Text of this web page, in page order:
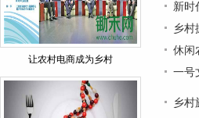
​让农村电商成为乡村
新时
乡村
休闲
一号
乡村